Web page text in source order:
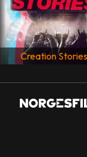
Engelsk
Creation Stories